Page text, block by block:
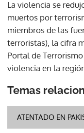
La violencia se
muertos por
miembros de las
terroristas), la cifra
Portal de
violencia en la
Temas
ATENTADO EN